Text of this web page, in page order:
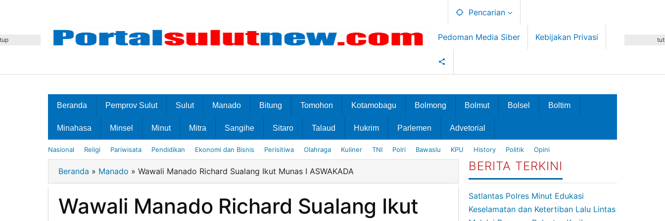
Pencarian
Pedoman Media Siber Kebijakan Privasi
Beranda Pemprov Sulut Sulut Manado Bitung Tomohon Kotamobagu Bolmong Bolmut Bolsel Boltim
Minahasa Minsel Minut Mitra Sangihe Sitaro Talaud Hukrim Parlemen Advetorial
Nasional Religi Pariwisata Pendidikan Ekonomi dan Bisnis Perisitiwa Olahraga Kuliner TNI Polri Bawaslu KPU History Politik Opini
Beranda » Manado » Wawali Manado Richard Sualang Ikut Munas I ASWAKADA
Wawali Manado Richard Sualang Ikut
BERITA TERKINI
Satlantas Polres Minut Edukasi
Keselamatan dan Ketertiban Lalu Lintas